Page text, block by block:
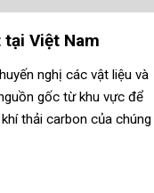
tại Việt Nam
nghị các vật liệu và
gốc từ khu vực để
thải carbon của chúng